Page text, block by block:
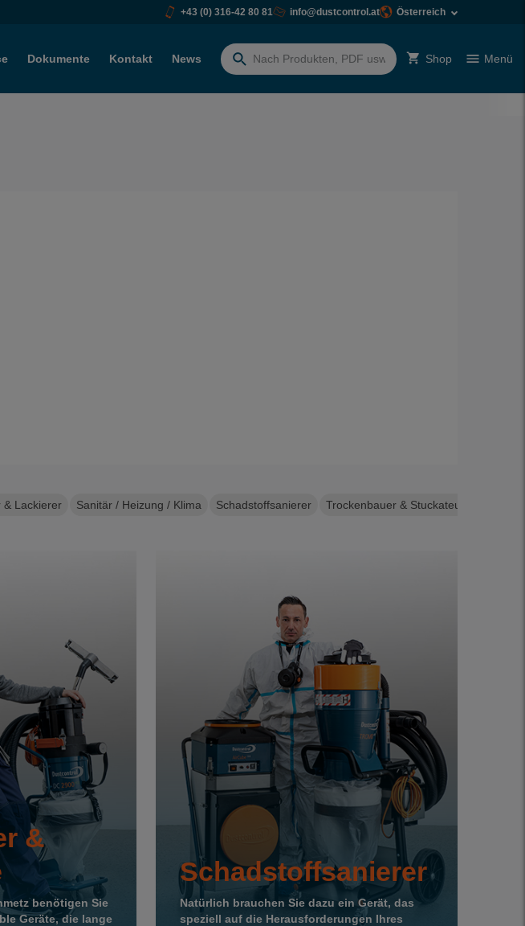
+43 (0) 316-42 80 81 info@dustcontrol.at Österreich
Dokumente Kontakt News
Suchen
Shop Menü
& Lackierer Sanitär / Heizung / Klima Schadstoffsanierer Trockenbauer & Stuckateure
&
benötigen Sie
Geräte, die lange
Schadstoffsanierer
Natürlich brauchen Sie dazu ein Gerät, das
speziell auf die Herausforderungen Ihres